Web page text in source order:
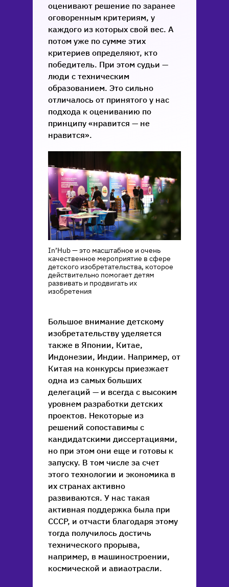
оценивают решение по заранее
оговоренным критериям, у
каждого из которых свой вес. А
потом уже по сумме этих
критериев определяют, кто
победитель. При этом судьи —
люди с техническим
образованием. Это сильно
отличалось от принятого у нас
подхода к оцениванию по
принципу «нравится — не
нравится».
In’Hub — это масштабное и очень
качественное мероприятие в сфере
детского изобретательства, которое
действительно помогает детям
развивать и продвигать их
изобретения
Большое внимание детскому
изобретательству уделяется
также в Японии, Китае,
Индонезии, Индии. Например, от
Китая на конкурсы приезжает
одна из самых больших
делегаций — и всегда с высоким
уровнем разработки детских
проектов. Некоторые из
решений сопоставимы с
кандидатскими диссертациями,
но при этом они еще и готовы к
запуску. В том числе за счет
этого технологии и экономика в
их странах активно
развиваются. У нас такая
активная поддержка была при
СССР, и отчасти благодаря этому
тогда получилось достичь
технического прорыва,
например, в машиностроении,
космической и авиаотрасли.